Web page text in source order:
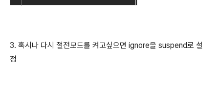
3. 혹시나 다시 절전모드를 켜고싶으면 ignore을 suspend로 설
정